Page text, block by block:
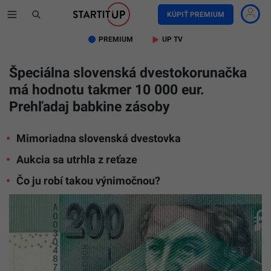
KÚPIŤ PREMIUM
PREMIUM UP TV
Špeciálna slovenská dvestokorunačka
má hodnotu takmer 10 000 eur.
Prehľadaj babkine zásoby
Mimoriadna slovenská dvestovka
Aukcia sa utrhla z reťaze
Čo ju robí takou výnimočnou?